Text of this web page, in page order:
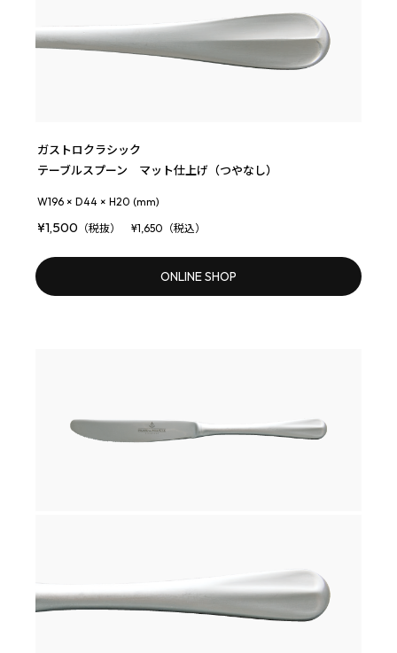
ガストロクラシック
テーブルスプーン マット仕上げ（つやなし）
W196 × D44 × H20 (mm)
¥1,500 （税抜） ¥1,650（税込）
ONLINE SHOP